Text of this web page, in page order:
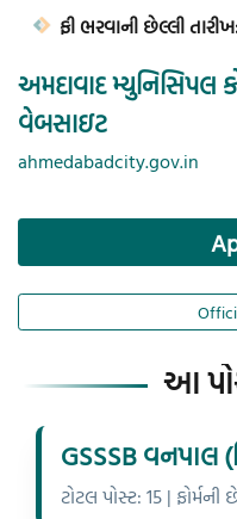
ફી ભરવાની છેલ્લી
અમદાવાદ મ્યુનિસિપલ
વેબસાઇટ
ahmedabadcity.gov.in
આ
GSSSB વનપાલ
ટોટલ પોસ્ટ: 15 |